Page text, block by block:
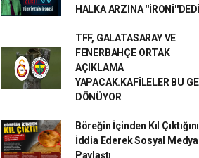
HALKA ARZINA ''İRONİ''DEDİ
TFF, GALATASARAY VE
FENERBAHÇE ORTAK
AÇIKLAMA
YAPACAK.KAFİLELER BU
DÖNÜYOR
Böreğin İçinden Kıl Çıktığını
İddia Ederek Sosyal
Paylaştı